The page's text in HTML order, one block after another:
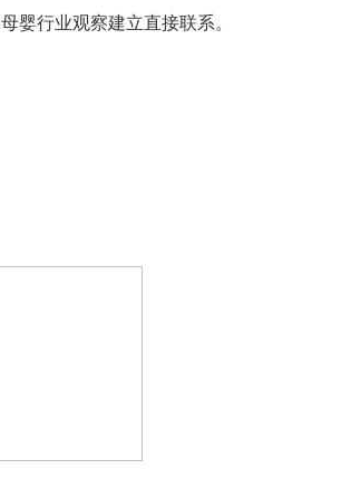
婴行业观察建立直接联系。
字商业事业部主